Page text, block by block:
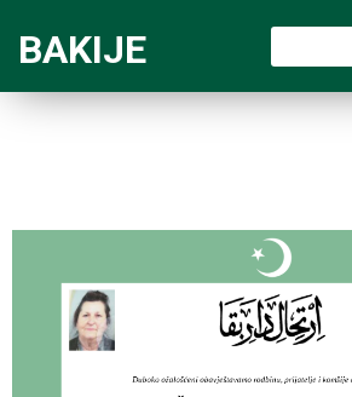
BAKIJE